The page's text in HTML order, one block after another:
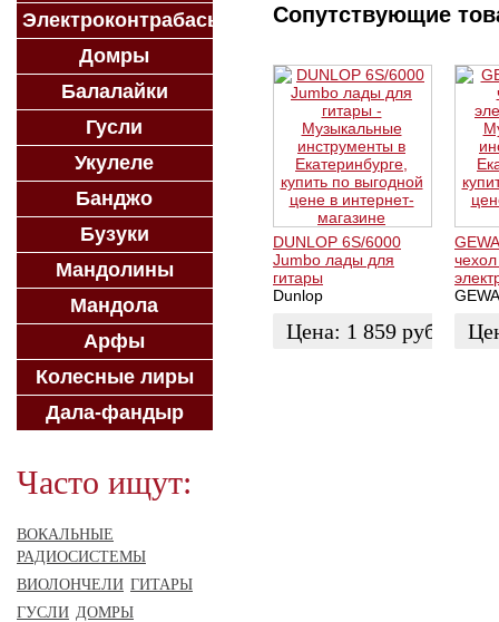
Сопутствующие
DUNLOP 6S/6000
Jumbo лады для
гитары
Dunlop
Цена: 1 859 руб.
GEWA
Электроконтрабасы
Домры
Балалайки
Гусли
Укулеле
Банджо
Бузуки
Мандолины
Мандола
Арфы
Колесные лиры
Дала-фандыр
Часто ищут:
ВОКАЛЬНЫЕ
РАДИОСИСТЕМЫ
ВИОЛОНЧЕЛИ ГИТАРЫ
ГУСЛИ ДОМРЫ